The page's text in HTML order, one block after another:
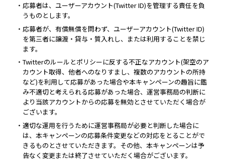
・応募者は、ユーザーアカウント(Twitter ID)を管理する責任を負
うものとします。
・応募者が、有償無償を問わず、ユーザーアカウント(Twitter ID)
を第三者に譲渡・貸与・質入れし、または利用することを禁じ
ます。
・Twitterのルールとポリシーに反する不正なアカウント(架空のア
カウント取得、他者へのなりすまし、複数のアカウントの所持
など)を利用して応募があった場合や本キャンペーンの趣旨に鑑
み不適切と考えられる応募があった場合、運営事務局の判断に
より当該アカウントからの応募を無効とさせていただく場合が
ございます。
・適切な運用を行うために運営事務局が必要と判断した場合に
は、本キャンペーンの応募条件変更などの対応をとることがで
きるものとさせていただきます。その他、本キャンペーンは予
告なく変更または終了させていただく場合がございます。